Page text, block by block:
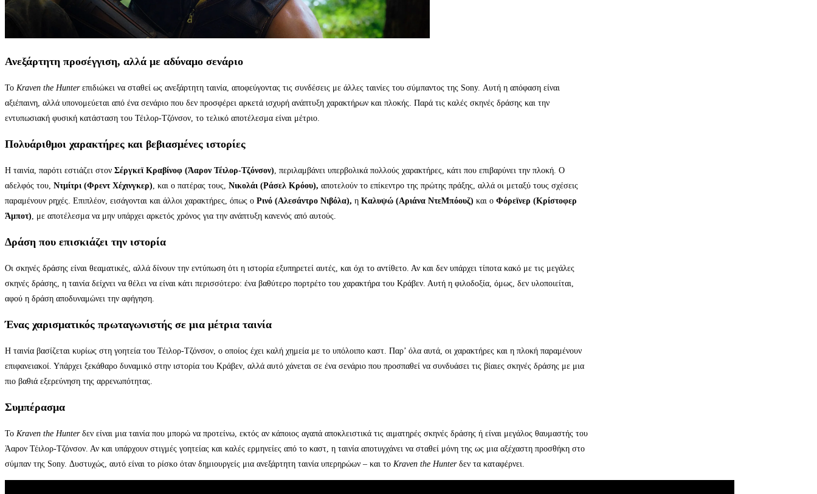
Ανεξάρτητη προσέγγιση, αλλά με αδύναμο σενάριο
Το Kraven the Hunterεπιδιώκει να σταθεί ως ανεξάρτητη ταινία, αποφεύγοντας τις συνδέσεις με άλλες ταινίες του σύμπαντος της Sony. Αυτή η απόφαση είναι
αξιέπαινη, αλλά υπονομεύεται από ένα σενάριο που δεν προσφέρει αρκετά ισχυρή ανάπτυξη χαρακτήρων και πλοκής. Παρά τις καλές σκηνές δράσης και την
εντυπωσιακή φυσική κατάσταση του Τέιλορ-Τζόνσον, το τελικό αποτέλεσμα είναι μέτριο.
Πολυάριθμοι χαρακτήρες και βεβιασμένες ιστορίες
Η ταινία, παρότι εστιάζει στον Σέργκεϊ Κραβίνοφ (Άαρον Τέιλορ-Τζόνσον) , περιλαμβάνει υπερβολικά πολλούς χαρακτήρες, κάτι που επιβαρύνει την πλοκή. Ο
αδελφός του, Ντμίτρι (Φρεντ Χέχινγκερ) , και ο πατέρας τους, Νικολάι (Ράσελ Κρόου), αποτελούν το επίκεντρο της πρώτης πράξης, αλλά οι μεταξύ τους σχέσεις
παραμένουν ρηχές. Επιπλέον, εισάγονται και άλλοι χαρακτήρες, όπως ο Ρινό (Αλεσάντρο Νιβόλα), η Καλυψώ (Αριάνα ΝτεΜπόουζ) και ο Φόρεϊνερ (Κρίστοφερ
Άμποτ) , με αποτέλεσμα να μην υπάρχει αρκετός χρόνος για την ανάπτυξη κανενός από αυτούς.
Δράση που επισκιάζει την ιστορία
Οι σκηνές δράσης είναι θεαματικές, αλλά δίνουν την εντύπωση ότι η ιστορία εξυπηρετεί αυτές, και όχι το αντίθετο. Αν και δεν υπάρχει τίποτα κακό με τις μεγάλες
σκηνές δράσης, η ταινία δείχνει να θέλει να είναι κάτι περισσότερο: ένα βαθύτερο πορτρέτο του χαρακτήρα του Κράβεν. Αυτή η φιλοδοξία, όμως, δεν υλοποιείται,
αφού η δράση αποδυναμώνει την αφήγηση.
Ένας χαρισματικός πρωταγωνιστής σε μια μέτρια ταινία
Η ταινία βασίζεται κυρίως στη γοητεία του Τέιλορ-Τζόνσον, ο οποίος έχει καλή χημεία με το υπόλοιπο καστ. Παρ’ όλα αυτά, οι χαρακτήρες και η πλοκή παραμένουν
επιφανειακοί. Υπάρχει ξεκάθαρο δυναμικό στην ιστορία του Κράβεν, αλλά αυτό χάνεται σε ένα σενάριο που προσπαθεί να συνδυάσει τις βίαιες σκηνές δράσης με μια
πιο βαθιά εξερεύνηση της αρρενωπότητας.
Συμπέρασμα
Το Kraven the Hunterδεν είναι μια ταινία που μπορώ να προτείνω, εκτός αν κάποιος αγαπά αποκλειστικά τις αιματηρές σκηνές δράσης ή είναι μεγάλος θαυμαστής του
Άαρον Τέιλορ-Τζόνσον. Αν και υπάρχουν στιγμές γοητείας και καλές ερμηνείες από το καστ, η ταινία αποτυγχάνει να σταθεί μόνη της ως μια αξέχαστη προσθήκη στο
σύμπαν της Sony. Δυστυχώς, αυτό είναι το ρίσκο όταν δημιουργείς μια ανεξάρτητη ταινία υπερηρώων – και το Kraven the Hunterδεν τα καταφέρνει.